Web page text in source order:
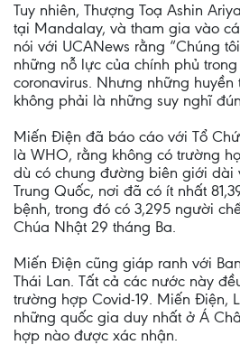
Tuy nhiên, Thượng Toạ Ashin
tại Mandalay, và tham gia vào
nói với UCANews rằng “Chúng
những nỗ lực của chính phủ
coronavirus. Nhưng những
không phải là những suy nghĩ
Miến Điện đã báo cáo với Tổ
là WHO, rằng không có trường
dù có chung đường biên giới dài
Trung Quốc, nơi đã có ít nhất
bệnh, trong đó có 3,295 người
Chúa Nhật 29 tháng Ba.
Miến Điện cũng giáp ranh với
Thái Lan. Tất cả các nước này
trường hợp Covid-19. Miến Điện,
những quốc gia duy nhất ở Á
hợp nào được xác nhận.